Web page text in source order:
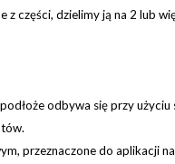
z części, dzielimy ją na 2 lub
odbywa się przy
przeznaczone do aplikacji